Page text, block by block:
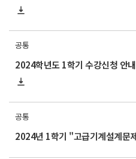
공통
2024학년도 1학기 수강신청 안내
공통